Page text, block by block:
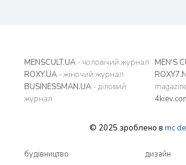
MENSCULT.UA - чоловічий журнал
ROXY.UA - жіночий журнал
BUSINESSMAN.UA - діловий
журнал
MEN'S
© 2025 зроблено в mc
будівництво
дизайн